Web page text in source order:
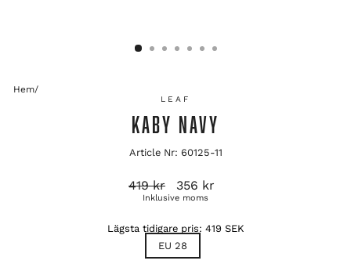
Hem/
LEAF
KABY NAVY
Article Nr: 60125-11
Ordinarie
pris
419 kr Reapris
356 kr
Inklusive moms
Lägsta tidigare pris: 419 SEK
EU 28